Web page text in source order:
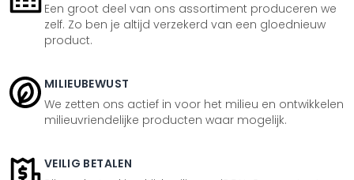
Een groot deel van ons assortiment produceren we
zelf. Zo ben je altijd verzekerd van een gloednieuw
product.
MILIEUBEWUST
We zetten ons actief in voor het milieu en ontwikkelen
milieuvriendelijke producten waar mogelijk.
VEILIG BETALEN